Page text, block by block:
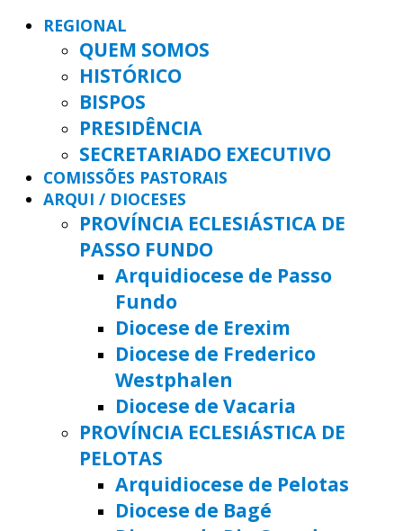
REGIONAL
QUEM SOMOS
HISTÓRICO
BISPOS
PRESIDÊNCIA
SECRETARIADO EXECUTIVO
COMISSÕES PASTORAIS
ARQUI / DIOCESES
PROVÍNCIA ECLESIÁSTICA DE
PASSO FUNDO
Arquidiocese de Passo
Fundo
Diocese de Erexim
Diocese de Frederico
Westphalen
Diocese de Vacaria
PROVÍNCIA ECLESIÁSTICA DE
PELOTAS
Arquidiocese de Pelotas
Diocese de Bagé